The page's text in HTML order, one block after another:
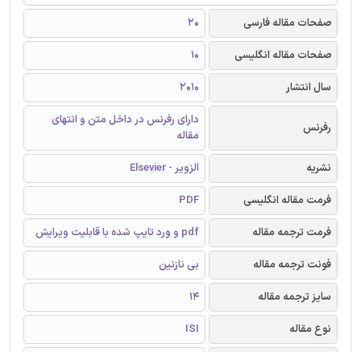
صفحات مقاله فارسی
20
صفحات مقاله انگلیسی
10
سال انتشار
2010
رفرنس
دارای رفرنس در داخل متن و انتهای
مقاله
نشریه
الزویر - Elsevier
فرمت مقاله انگلیسی
PDF
فرمت ترجمه مقاله
pdf و ورد تایپ شده با قابلیت ویرایش
فونت ترجمه مقاله
بی نازنین
سایز ترجمه مقاله
14
نوع مقاله
ISI